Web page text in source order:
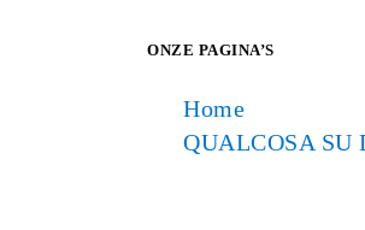
ONZE PAGINA’S
Home
QUALCOSA